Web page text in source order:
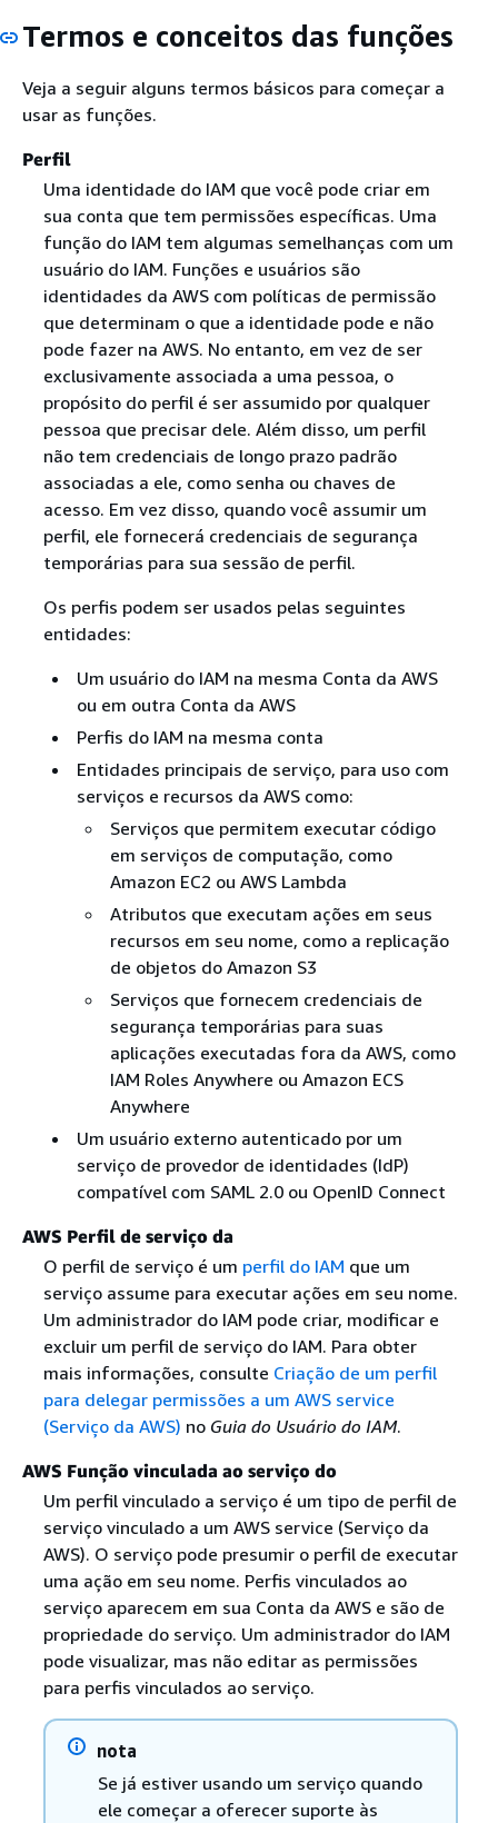
Termos e conceitos das funções
Veja a seguir alguns termos básicos para começar a
usar as funções.
Perfil
Uma identidade do IAM que você pode criar em
sua conta que tem permissões específicas. Uma
função do IAM tem algumas semelhanças com um
usuário do IAM. Funções e usuários são
identidades da AWS com políticas de permissão
que determinam o que a identidade pode e não
pode fazer na AWS. No entanto, em vez de ser
exclusivamente associada a uma pessoa, o
propósito do perfil é ser assumido por qualquer
pessoa que precisar dele. Além disso, um perfil
não tem credenciais de longo prazo padrão
associadas a ele, como senha ou chaves de
acesso. Em vez disso, quando você assumir um
perfil, ele fornecerá credenciais de segurança
temporárias para sua sessão de perfil.
Os perfis podem ser usados pelas seguintes
entidades:
Um usuário do IAM na mesma Conta da AWS
ou em outra Conta da AWS
Perfis do IAM na mesma conta
Entidades principais de serviço, para uso com
serviços e recursos da AWS como:
Serviços que permitem executar código
em serviços de computação, como
Amazon EC2 ou AWS Lambda
Atributos que executam ações em seus
recursos em seu nome, como a replicação
de objetos do Amazon S3
Serviços que fornecem credenciais de
segurança temporárias para suas
aplicações executadas fora da AWS, como
IAM Roles Anywhere ou Amazon ECS
Anywhere
Um usuário externo autenticado por um
serviço de provedor de identidades (IdP)
compatível com SAML 2.0 ou OpenID Connect
AWS Perfil de serviço da
O perfil de serviço é um perfil do IAM que um
serviço assume para executar ações em seu nome.
Um administrador do IAM pode criar, modificar e
excluir um perfil de serviço do IAM. Para obter
mais informações, consulte Criação de um perfil
para delegar permissões a um AWS service
(Serviço da AWS) no Guia do Usuário do IAM.
AWS Função vinculada ao serviço do
Um perfil vinculado a serviço é um tipo de perfil de
serviço vinculado a um AWS service (Serviço da
AWS). O serviço pode presumir o perfil de executar
uma ação em seu nome. Perfis vinculados ao
serviço aparecem em sua Conta da AWS e são de
propriedade do serviço. Um administrador do IAM
pode visualizar, mas não editar as permissões
para perfis vinculados ao serviço.
nota
Se já estiver usando um serviço quando
ele começar a oferecer suporte às